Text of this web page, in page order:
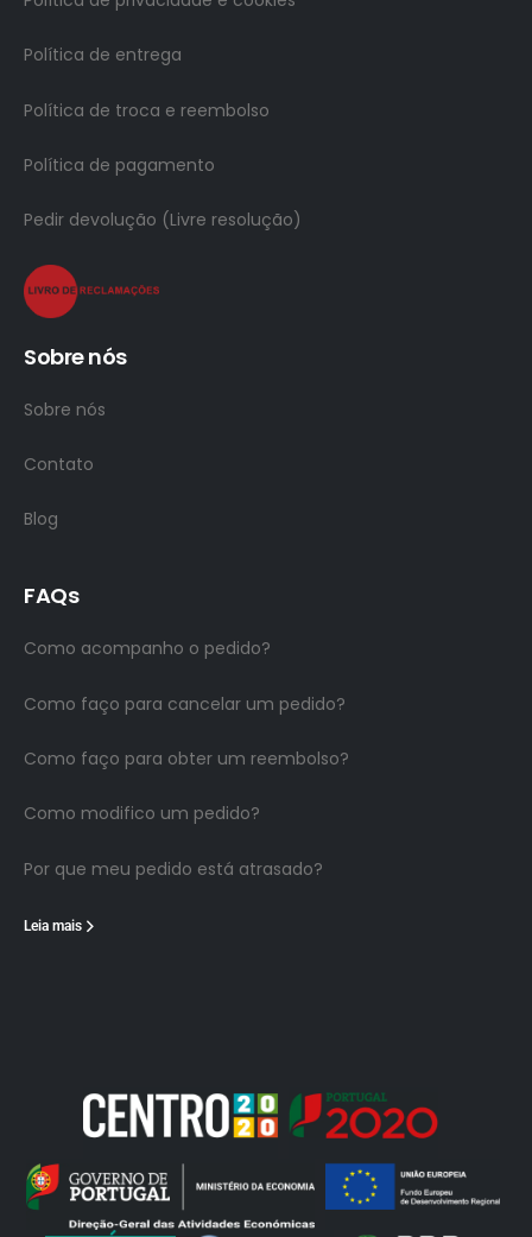
Política de entrega
Política de troca e reembolso
Política de pagamento
Pedir devolução (Livre resolução)
Sobre nós
Sobre nós
Contato
Blog
FAQs
Como acompanho o pedido?
Como faço para cancelar um pedido?
Como faço para obter um reembolso?
Como modifico um pedido?
Por que meu pedido está atrasado?
Leia mais